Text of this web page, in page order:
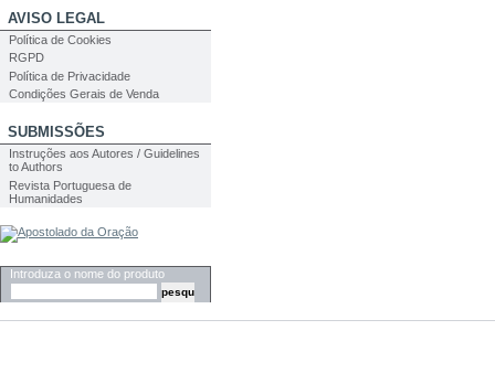
AVISO LEGAL
Política de Cookies
RGPD
Política de Privacidade
Condições Gerais de Venda
SUBMISSÕES
Instruções aos Autores / Guidelines
to Authors
Revista Portuguesa de
Humanidades
Introduza o nome do produto